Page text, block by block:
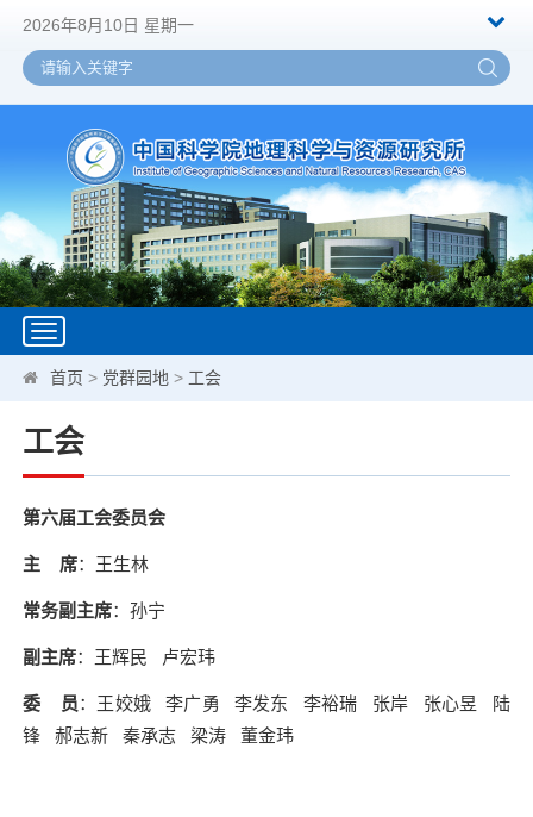
2026年8月10日 星期一
Toggle
navigation
首页 > 党群园地 > 工会
工会
第六届工会委员会
主 席：王生林
常务副主席：孙宁
副主席：王辉民 卢宏玮
委 员：王姣娥 李广勇 李发东 李裕瑞 张岸 张心昱 陆
锋 郝志新 秦承志 梁涛 董金玮